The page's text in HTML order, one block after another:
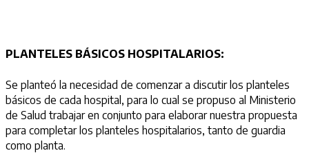
PLANTELES BÁSICOS HOSPITALARIOS:
Se planteó la necesidad de comenzar a discutir los planteles
básicos de cada hospital, para lo cual se propuso al Ministerio
de Salud trabajar en conjunto para elaborar nuestra propuesta
para completar los planteles hospitalarios, tanto de guardia
como planta.